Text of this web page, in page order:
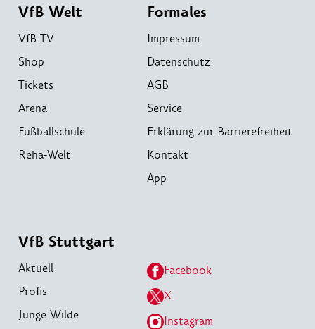
VfB Welt
VfB TV
Shop
Tickets
Arena
Fußballschule
Reha-Welt
Formales
Impressum
Datenschutz
AGB
Service
Erklärung zur Barrierefreiheit
Kontakt
App
VfB Stuttgart
Aktuell
Profis
Junge Wilde
Facebook
X
Instagram